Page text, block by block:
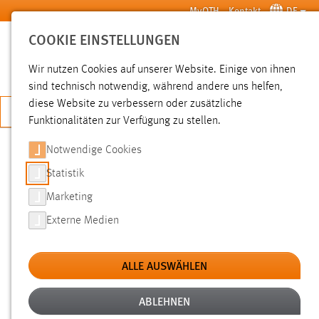
Zum Hauptinhalt springen MyOTH Kontakt DE
SUCHE
JETZT BEWERBEN
Hochschule Aktuelles News der OTH Amberg-Weiden
ENERGIE SPAREN: „STROM AUS
ABWÄRME“
11.12.2015
Energieeffizienz wird als Maßstab für die
internationale Wettbewerbsfähigkeit und
COOKIE EINSTELLUNGEN
Wir nutzen Cookies auf unserer Website. Einige von ihnen
sind technisch notwendig, während andere uns helfen,
diese Website zu verbessern oder zusätzliche
Funktionalitäten zur Verfügung zu stellen.
Notwendige Cookies
Statistik
Marketing
Externe Medien
ALLE AUSWÄHLEN
ABLEHNEN